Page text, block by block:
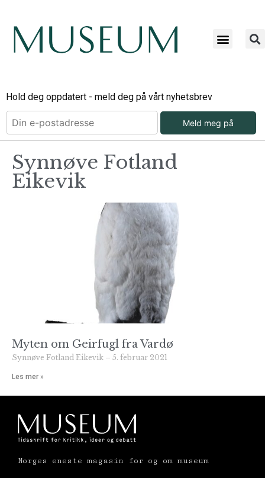
Hold deg oppdatert - meld deg på vårt nyhetsbrev
Meld meg på
Synnøve Fotland
Eikevik
Myten om Geirfugl fra Vardø
Synnøve Fotland Eikevik 5. februar 2021
Les mer »
Norges eneste magasin for og om museum